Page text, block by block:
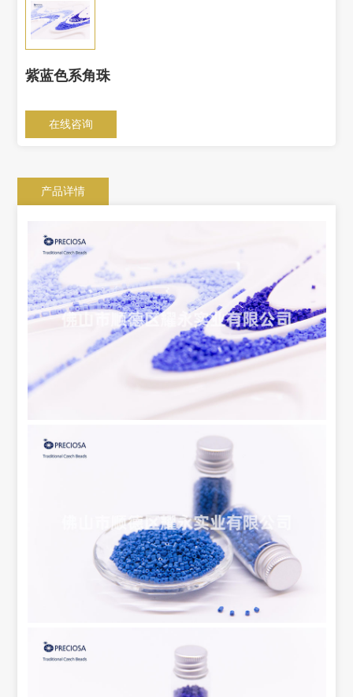
紫蓝色系角珠
在线咨询
产品详情